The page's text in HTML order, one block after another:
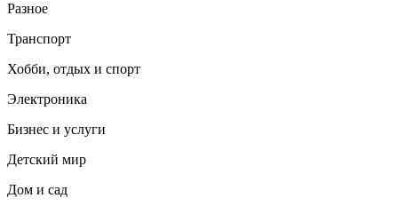
Разное
Транспорт
Хобби, отдых и спорт
Электроника
Бизнес и услуги
Детский мир
Дом и сад